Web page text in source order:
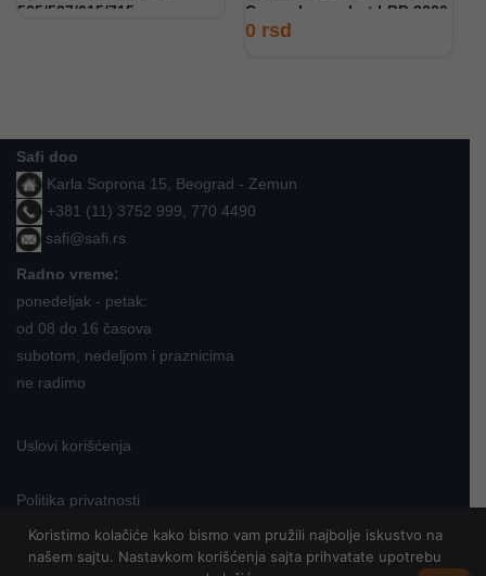
525/527/615/715
Canon Lasershot LBP-3000
0 rsd
Safi doo
Karla Soprona 15, Beograd - Zemun
+381 (11) 3752 999, 770 4490
safi@safi.rs
Radno vreme:
ponedeljak - petak:
od 08 do 16 časova
subotom, nedeljom i praznicima
ne radimo
Uslovi korišćenja
Politika privatnosti
Neve
Koristimo kolačiće kako bismo vam pružili najbolje iskustvo na
našem sajtu. Nastavkom korišćenja sajta prihvatate upotrebu